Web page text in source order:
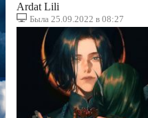
Ardat Lili
Была 25.09.2022 в 08:27